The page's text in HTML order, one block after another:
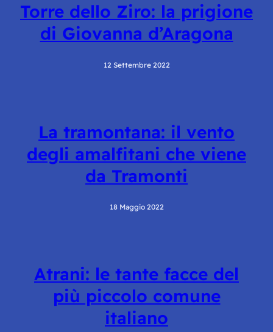
Torre dello Ziro: la prigione
di Giovanna d’Aragona
12 Settembre 2022
La tramontana: il vento
degli amalfitani che viene
da Tramonti
18 Maggio 2022
Atrani: le tante facce del
più piccolo comune
italiano